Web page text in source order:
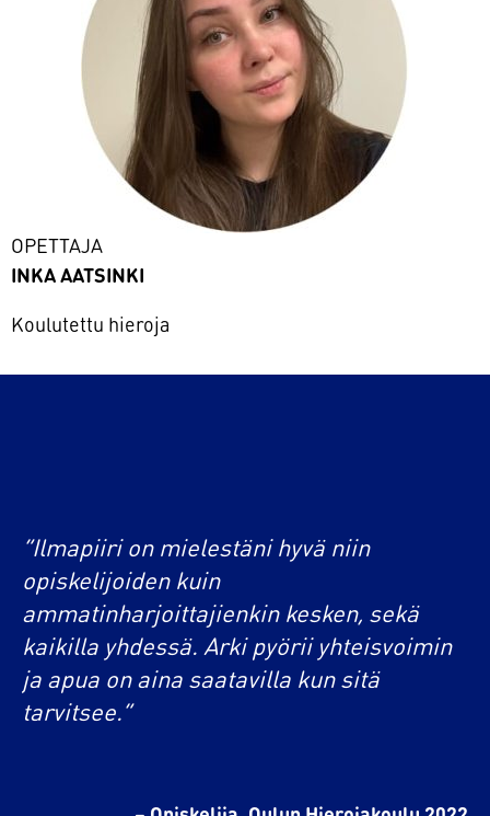
OPETTAJA
INKA AATSINKI
Koulutettu hieroja
”Ilmapiiri on mielestäni hyvä niin
opiskelijoiden kuin
ammatinharjoittajienkin kesken, sekä
kaikilla yhdessä. Arki pyörii yhteisvoimin
ja apua on aina saatavilla kun sitä
tarvitsee.”